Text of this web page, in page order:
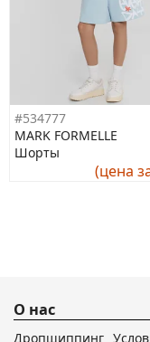
#534777
MARK FORMELLE
Шорты
(цена
О нас
Дропшиппинг